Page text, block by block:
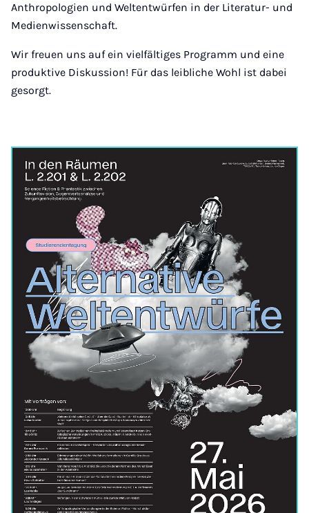
Anthropologien und Weltentwürfen in der Literatur- und
Medienwissenschaft.
Wir freuen uns auf ein vielfältiges Programm und eine
produktive Diskussion! Für das leibliche Wohl ist dabei
gesorgt.